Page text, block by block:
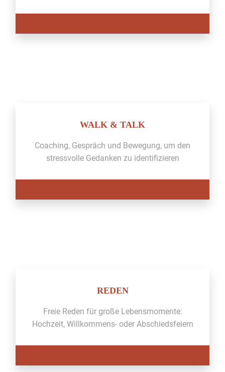
WALK & TALK
Coach­ing, Gespräch und Bewe­gung, um den
stressvolle Gedanken zu iden­ti­fizieren
REDEN
Freie Reden für große Lebens­mo­mente:
Hochzeit, Willkom­mens- oder Abschieds­feiern